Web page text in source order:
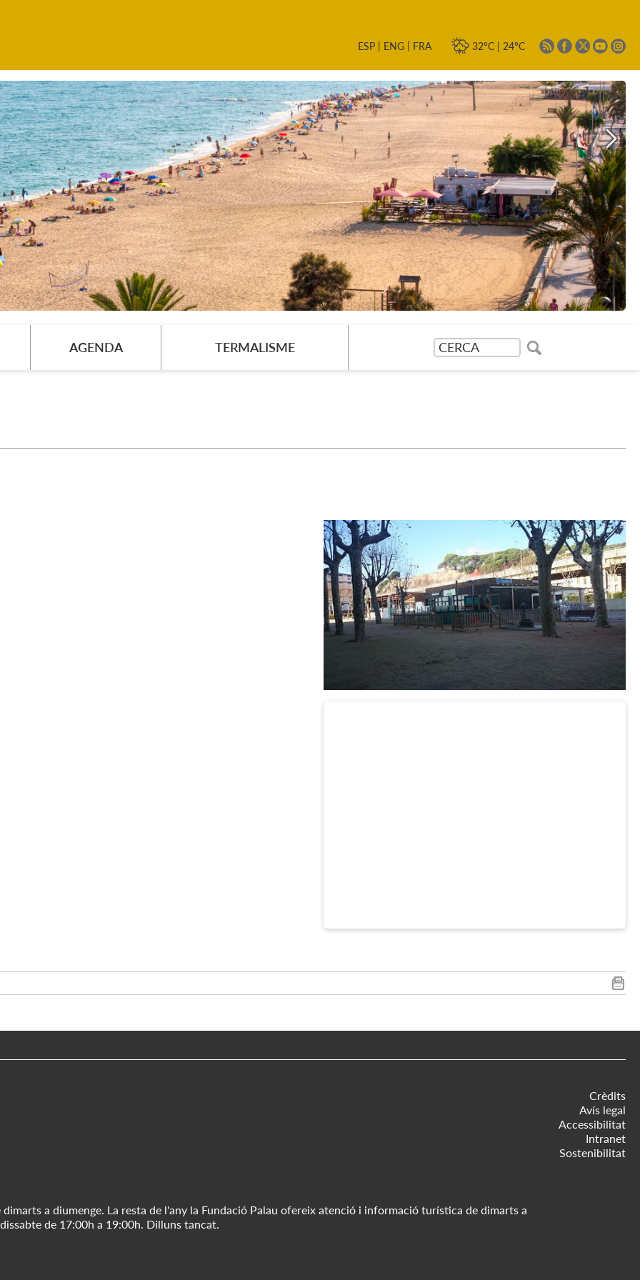
AGENDA TERMALISME
ESP | ENG | FRA 32ºC | 24ºC
a diumenge. La resta de l'any la Fundació Palau ofereix atenció i informació turística de dimarts a
de 17:00h a 19:00h. Dilluns tancat.
Crèdits
Avís legal
Accessibilitat
Intranet
Sostenibilitat